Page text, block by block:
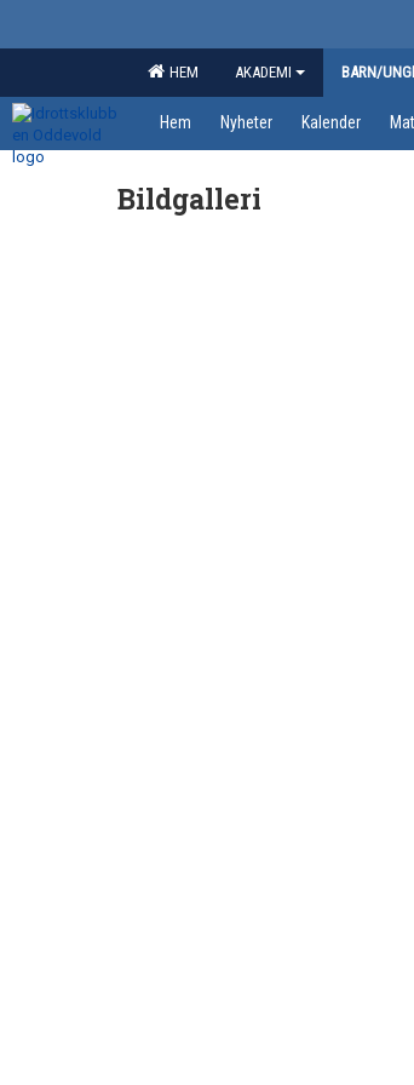
HEM AKADEMI BARN/
Hem Nyheter Kalender
Bildgalleri